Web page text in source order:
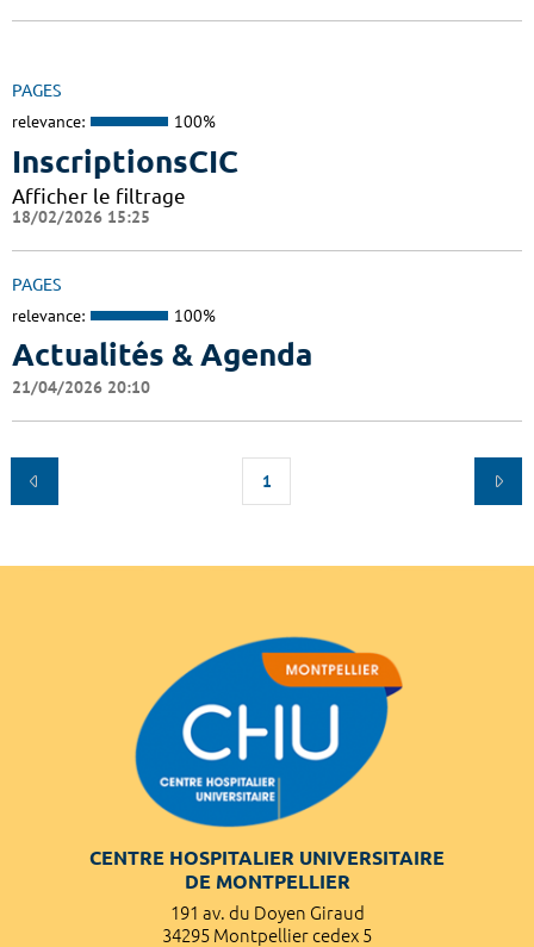
PAGES
relevance: 100%
InscriptionsCIC
Afficher le filtrage
18/02/2026 15:25
PAGES
relevance: 100%
Actualités & Agenda
21/04/2026 20:10
1
CENTRE HOSPITALIER UNIVERSITAIRE
DE MONTPELLIER
191 av. du Doyen Giraud
34295 Montpellier cedex 5